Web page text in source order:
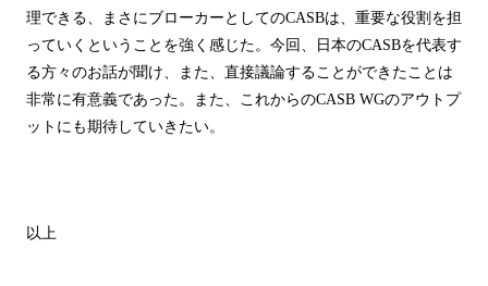
理できる、まさにブローカーとしてのCASBは、重要な役割を担
っていくということを強く感じた。今回、日本のCASBを代表す
る方々のお話が聞け、また、直接議論することができたことは
非常に有意義であった。また、これからのCASB WGのアウトプ
ットにも期待していきたい。
以上